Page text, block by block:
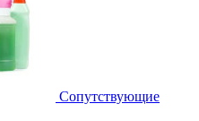
Сопутствующие